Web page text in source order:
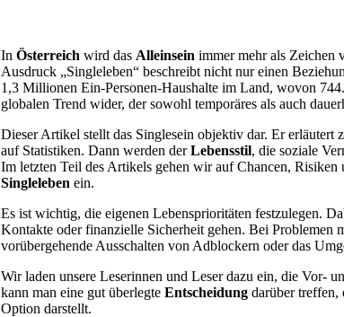
In Österreich wird das Alleinsein immer mehr als Zeichen
Ausdruck „Singleleben“ beschreibt nicht nur einen
1,3 Millionen Ein-Personen-Haushalte im Land, wovon
globalen Trend wider, der sowohl temporäres als auch
Dieser Artikel stellt das Singlesein objektiv dar. Er erläutert
auf Statistiken. Dann werden derLebensstil, die soziale
Im letzten Teil des Artikels gehen wir auf Chancen, Risiken
Singleleben ein.
Es ist wichtig, die eigenen Lebensprioritäten festzulegen.
Kontakte oder finanzielle Sicherheit gehen. Bei Problemen
vorübergehende Ausschalten von Adblockern oder das
Wir laden unsere Leserinnen und Leser dazu ein, die Vor-
kann man eine gut überlegte Entscheidung darüber treffen,
Option darstellt.